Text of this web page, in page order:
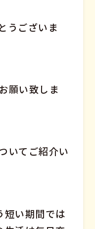
うございま
願い致しま
いてご紹介い
短い期間では